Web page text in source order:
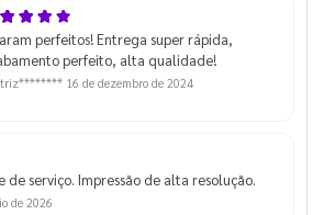
perfeitos! Entrega super rápida,
perfeito, alta qualidade!
16 de dezembro de 2024
serviço. Impressão de alta resolução.
de 2026